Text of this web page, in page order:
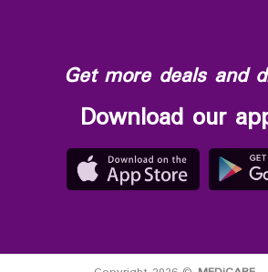
Get more deals and
Download our